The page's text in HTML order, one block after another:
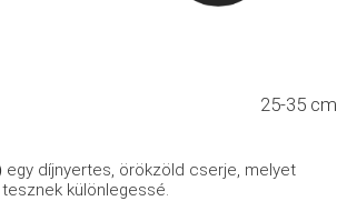
25-35 cm
egy díjnyertes, örökzöld cserje, melyet
különlegessé.